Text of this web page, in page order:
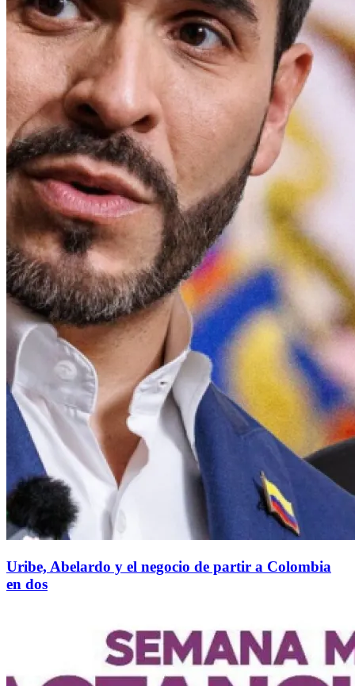
Uribe, Abelardo y el negocio de partir a Colombia
en dos